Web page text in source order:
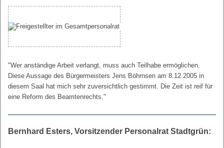
"Wer anständige Arbeit verlangt, muss auch Teilhabe ermöglichen.
Diese Aussage des Bürgermeisters Jens Böhrnsen am 8.12.2005 in
diesem Saal hat mich sehr zuversichtlich gestimmt. Die Zeit ist reif für
eine Reform des Beamtenrechts."
Bernhard Esters, Vorsitzender Personalrat Stadtgrün: